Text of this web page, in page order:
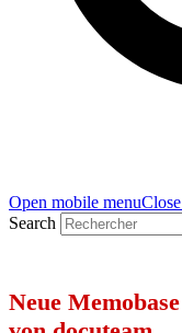
Open mobile menu
Search
Neue